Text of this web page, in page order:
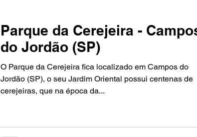
Parque da Cerejeira -
do Jordão (SP)
O Parque da Cerejeira fica localizado em Campos do
Jordão (SP), o seu Jardim Oriental possui centenas de
cerejeiras, que na época da...